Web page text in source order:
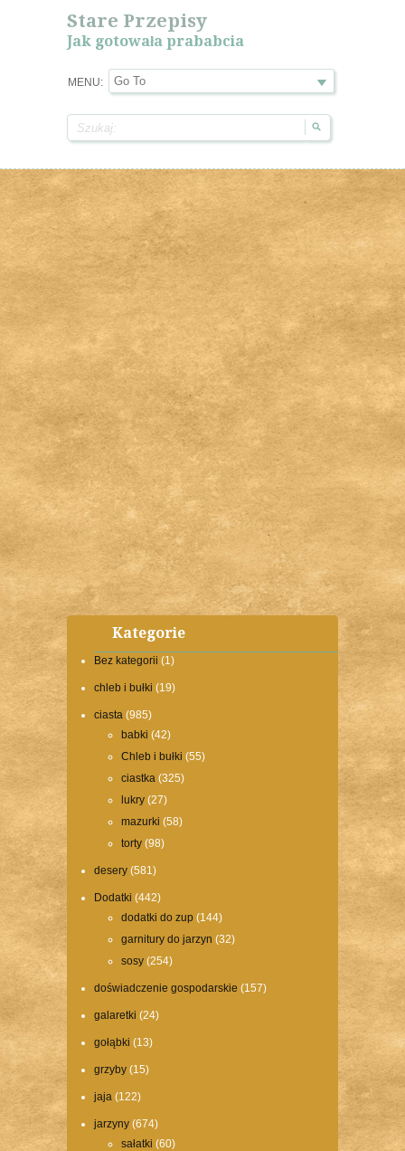
Stare Przepisy
Jak gotowała prababcia
MENU:
Kategorie
Bez kategorii (1)
chleb i bułki (19)
ciasta (985)
babki (42)
Chleb i bułki (55)
ciastka (325)
lukry (27)
mazurki (58)
torty (98)
desery (581)
Dodatki (442)
dodatki do zup (144)
garnitury do jarzyn (32)
sosy (254)
doświadczenie gospodarskie (157)
galaretki (24)
gołąbki (13)
grzyby (15)
jaja (122)
jarzyny (674)
sałatki (60)